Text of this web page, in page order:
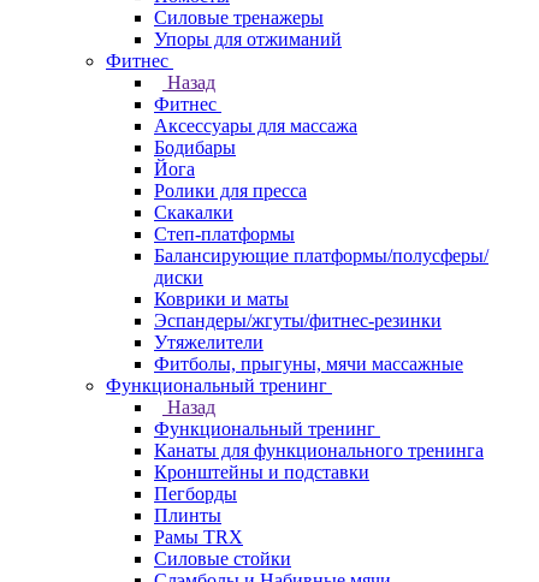
Силовые тренажеры
Упоры для отжиманий
Фитнес
Назад
Фитнес
Аксессуары для массажа
Бодибары
Йога
Ролики для пресса
Скакалки
Степ-платформы
Балансирующие платформы/полусферы/
диски
Коврики и маты
Эспандеры/жгуты/фитнес-резинки
Утяжелители
Фитболы, прыгуны, мячи массажные
Функциональный тренинг
Назад
Функциональный тренинг
Канаты для функционального тренинга
Кронштейны и подставки
Пегборды
Плинты
Рамы TRX
Силовые стойки